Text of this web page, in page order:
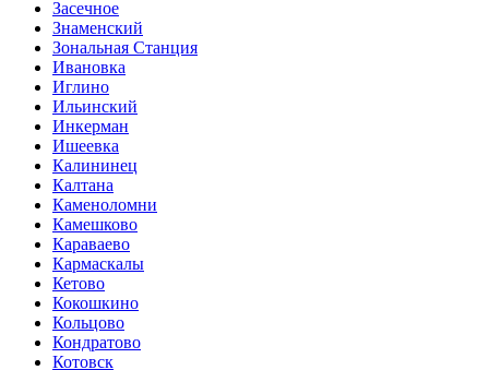
Засечное
Знаменский
Зональная Станция
Ивановка
Иглино
Ильинский
Инкерман
Ишеевка
Калининец
Калтана
Каменоломни
Камешково
Караваево
Кармаскалы
Кетово
Кокошкино
Кольцово
Кондратово
Котовск